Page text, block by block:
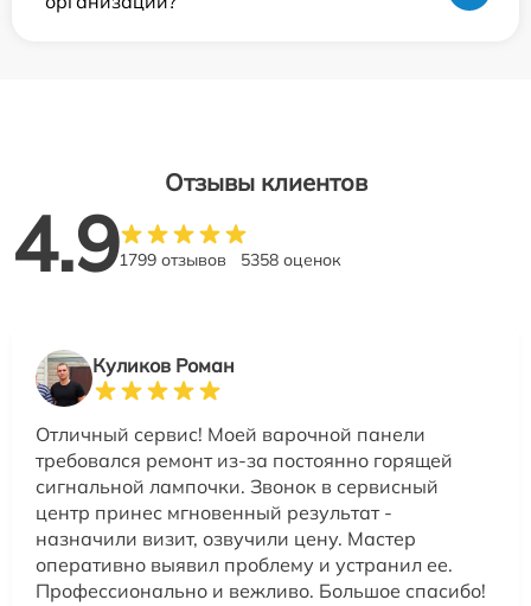
Отзывы клиентов
4.91799 отзывов 5358 оценок
Куликов Роман
Отличный сервис! Моей варочной панели
требовался ремонт из-за постоянно горящей
сигнальной лампочки. Звонок в сервисный
центр принес мгновенный результат -
назначили визит, озвучили цену. Мастер
оперативно выявил проблему и устранил ее.
Профессионально и вежливо. Большое спасибо!